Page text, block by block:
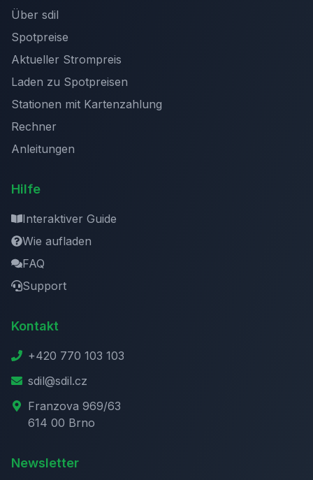
Über sdil
Spotpreise
Aktueller Strompreis
Laden zu Spotpreisen
Stationen mit Kartenzahlung
Rechner
Anleitungen
Hilfe
Interaktiver Guide
Wie aufladen
FAQ
Support
Kontakt
+420 770 103 103
sdil@sdil.cz
Franzova 969/63
614 00 Brno
Newsletter